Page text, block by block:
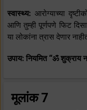
स्वास्थ्य: आरोग्याच्या
आणि तुम्ही पूर्णपणे फिट
या लोकांना त्रास देणार
उपाय: नियमित “ॐ शुक्राय
मूलांक 7